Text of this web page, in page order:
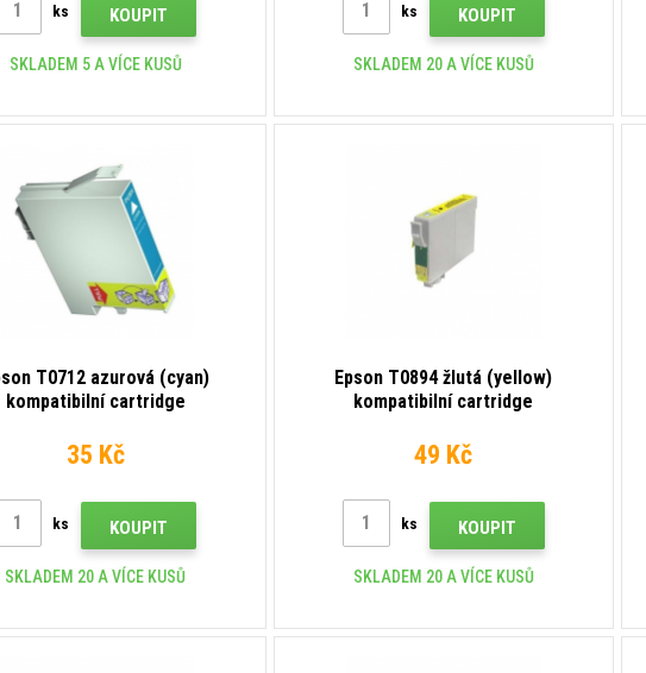
ks KOUPIT
SKLADEM 5 A VÍCE KUSŮ
ks KOUPIT
SKLADEM 20 A VÍCE KUSŮ
T0712 azurová (cyan)
kompatibilní cartridge
35 Kč
ks KOUPIT
SKLADEM 20 A VÍCE KUSŮ
Epson T0894 žlutá (yellow)
kompatibilní cartridge
49 Kč
ks KOUPIT
SKLADEM 20 A VÍCE KUSŮ